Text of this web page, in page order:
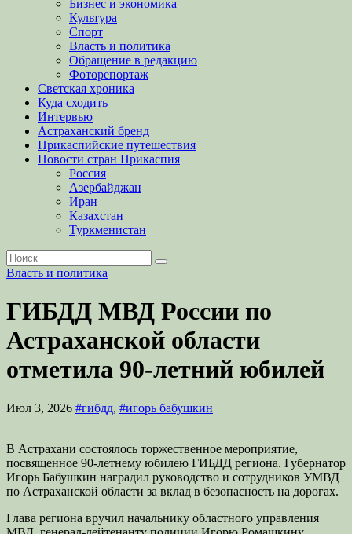
Бизнес и экономика
Культура
Спорт
Власть и политика
Обращение в редакцию
Фоторепортаж
Светская хроника
Куда сходить
Интервью
Астраханский бренд
Прикаспийские путешествия
Новости стран Прикаспия
Россия
Азербайджан
Иран
Казахстан
Туркменистан
Власть и политика
ГИБДД МВД России по
Астраханской области
отметила 90-летний юбилей
Июл 3, 2026 #гибдд, #игорь бабушкин
В Астрахани состоялось торжественное мероприятие,
посвященное 90-летнему юбилею ГИБДД региона. Губернатор
Игорь Бабушкин наградил руководство и сотрудников УМВД
по Астраханской области за вклад в безопасность на дорогах.
Глава региона вручил начальнику областного управления